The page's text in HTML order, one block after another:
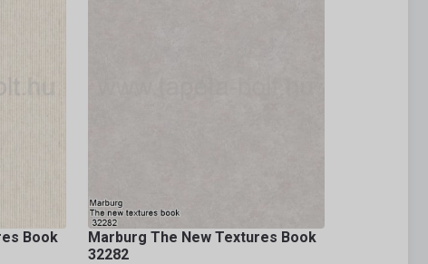
Book
Marburg The New Textures Book
32282